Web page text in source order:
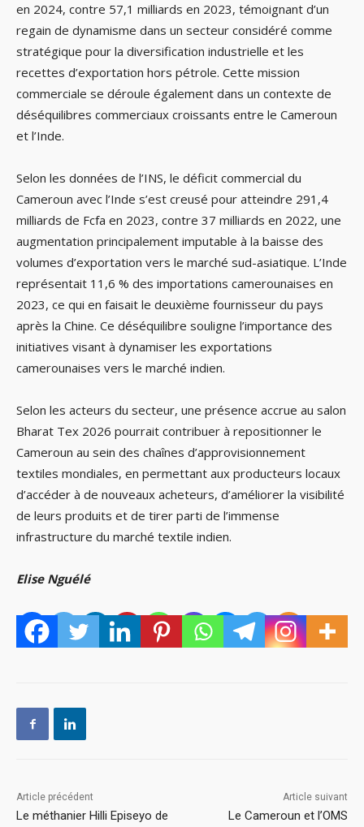
en 2024, contre 57,1 milliards en 2023, témoignant d’un
regain de dynamisme dans un secteur considéré comme
stratégique pour la diversification industrielle et les
recettes d’exportation hors pétrole. Cette mission
commerciale se déroule également dans un contexte de
déséquilibres commerciaux croissants entre le Cameroun
et l’Inde.
Selon les données de l’INS, le déficit commercial du
Cameroun avec l’Inde s’est creusé pour atteindre 291,4
milliards de Fcfa en 2023, contre 37 milliards en 2022, une
augmentation principalement imputable à la baisse des
volumes d’exportation vers le marché sud-asiatique. L’Inde
représentait 11,6 % des importations camerounaises en
2023, ce qui en faisait le deuxième fournisseur du pays
après la Chine. Ce déséquilibre souligne l’importance des
initiatives visant à dynamiser les exportations
camerounaises vers le marché indien.
Selon les acteurs du secteur, une présence accrue au salon
Bharat Tex 2026 pourrait contribuer à repositionner le
Cameroun au sein des chaînes d’approvisionnement
textiles mondiales, en permettant aux producteurs locaux
d’accéder à de nouveaux acheteurs, d’améliorer la visibilité
de leurs produits et de tirer parti de l’immense
infrastructure du marché textile indien.
Elise Nguélé
Article précédent
Le méthanier Hilli Episeyo de
Article suivant
Le Cameroun et l’OMS